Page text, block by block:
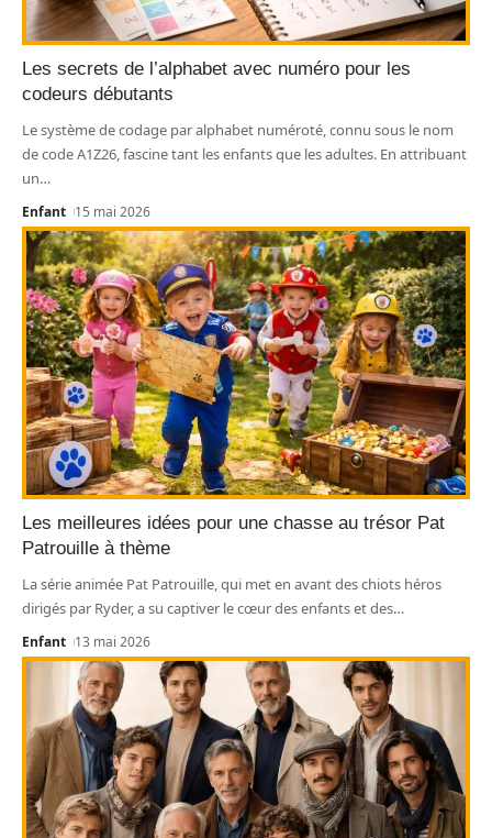
Les secrets de l’alphabet avec numéro pour les
codeurs débutants
Le système de codage par alphabet numéroté, connu sous le nom
de code A1Z26, fascine tant les enfants que les adultes. En attribuant
un…
Enfant 15 mai 2026
Les meilleures idées pour une chasse au trésor Pat
Patrouille à thème
La série animée Pat Patrouille, qui met en avant des chiots héros
dirigés par Ryder, a su captiver le cœur des enfants et des…
Enfant 13 mai 2026